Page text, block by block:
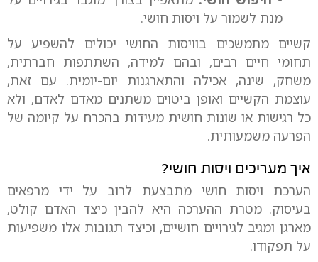
מנת לשמור על ויסות חושי.
קשיים מתמשכים בוויסות החושי יכולים להשפיע על
תחומי חיים רבים, ובהם למידה, השתתפות חברתית,
משחק, שינה, אכילה והתארגנות יום-יומית. עם זאת,
עוצמת הקשיים ואופן ביטוים משתנים מאדם לאדם, ולא
כל רגישות או שונות חושית מעידות בהכרח על קיומה של
הפרעה משמעותית.
איך מעריכים ויסות חושי?
הערכת ויסות חושי מתבצעת לרוב על ידי מרפאים
בעיסוק. מטרת ההערכה היא להבין כיצד האדם קולט,
מארגן ומגיב לגירויים חושיים, וכיצד תגובות אלו משפיעות
על תפקודו.